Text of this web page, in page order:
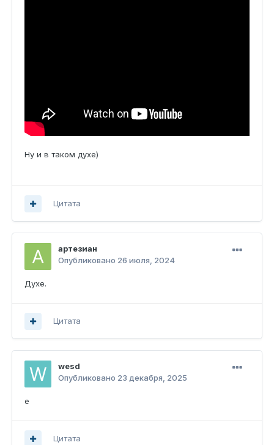
Ну и в таком духе)
Цитата
артезиан
Опубликовано 26 июля, 2024
Духе.
Цитата
wesd
Опубликовано 23 декабря, 2025
e
Цитата